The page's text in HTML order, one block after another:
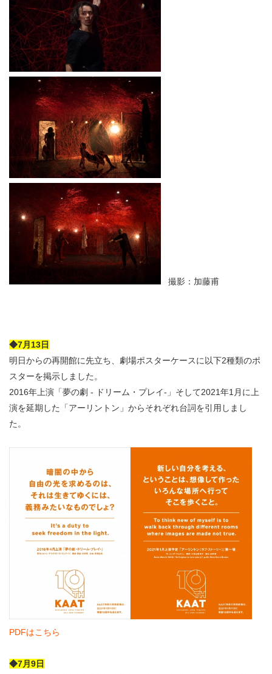
撮影：加藤甫
◆7月13日
明日からの再開館に先立ち、劇場ポスターケースに以下2種類のポ
スターを掲示しました。
2016年上演「夢の劇 - ドリーム・プレイ-」そして2021年1月に上
演を延期した「アーリントン」からそれぞれ台詞を引用しまし
た。
PDFはこちら
◆7月9日